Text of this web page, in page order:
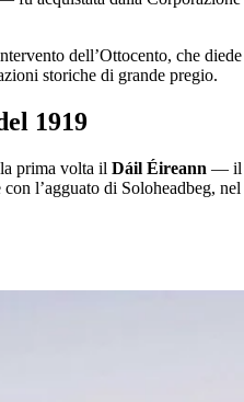
dell’Ottocento, che
storiche di grande pregio.
1919
prima volta il Dáil Éireann — il
l’agguato di Soloheadbeg,